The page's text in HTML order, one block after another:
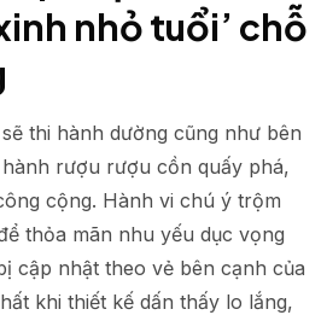
nhỏ tuổi’ chỗ
thi hành dường cũng như bên
rượu rượu cồn quấy phá,
cộng. Hành vi chú ý trộm
thỏa mãn nhu yếu dục vọng
cập nhật theo vẻ bên cạnh của
khi thiết kế dấn thấy lo lắng,